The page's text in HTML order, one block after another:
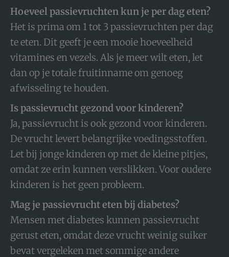
Hoeveel passievruchten kun je per dag eten?
Het is prima om 1 tot 3 passievruchten per dag
te eten. Dit geeft je een mooie hoeveelheid
vitamines en vezels. Als je meer wilt eten, let
dan op je totale fruitinname om genoeg
afwisseling te houden.
Is passievrucht gezond voor kinderen?
Ja, passievrucht is ook gezond voor kinderen.
De vrucht levert belangrijke voedingsstoffen.
Let bij jonge kinderen op met de kleine pitjes,
omdat ze erin kunnen verslikken. Voor oudere
kinderen is het geen probleem.
Mag je passievrucht eten bij diabetes?
Mensen met diabetes kunnen passievrucht
gerust eten, omdat deze vrucht weinig suiker
bevat vergeleken met sommige andere